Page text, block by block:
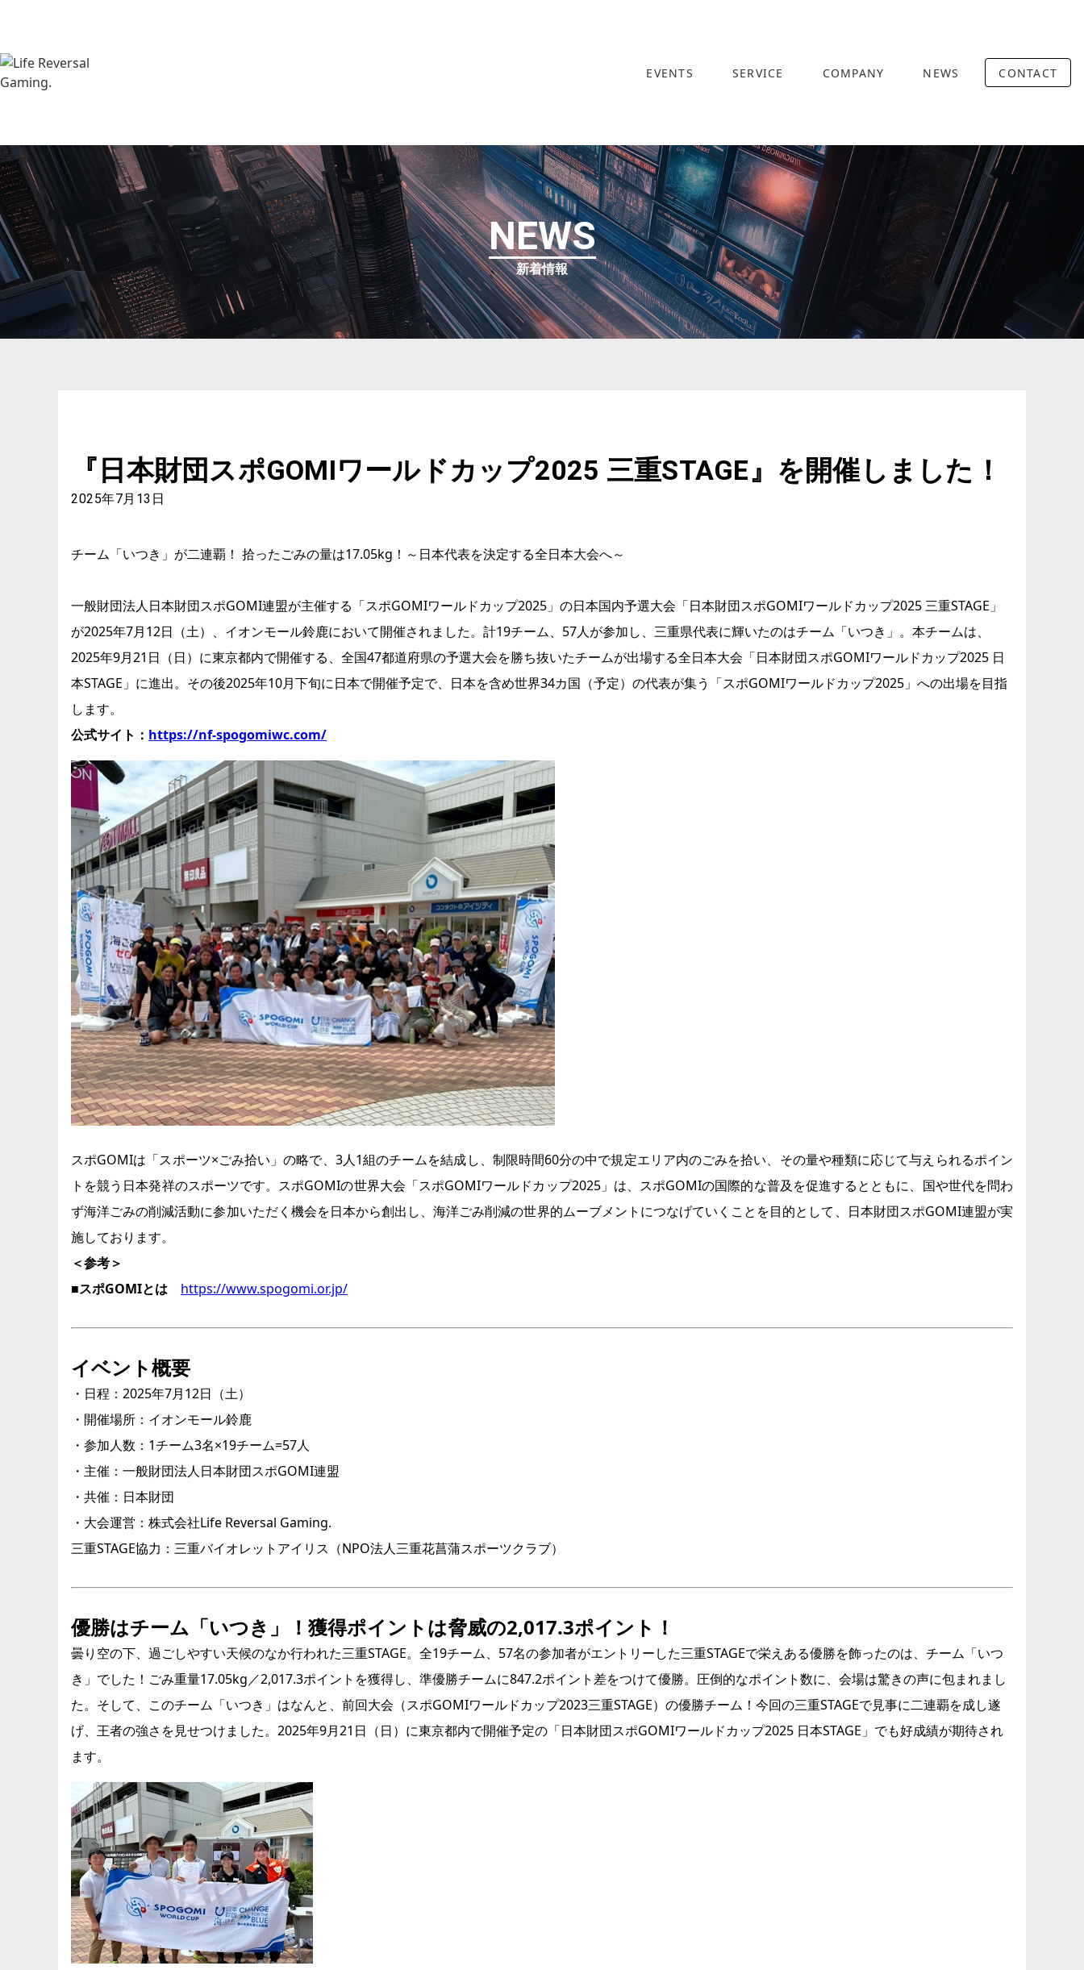
EVENTS SERVICE COMPANY NEWS CONTACT
NEWS
新着情報
『日本財団スポGOMIワールドカップ2025 三重STAGE』を開催しました！
2025年7月13日
チーム「いつき」が二連覇！ 拾ったごみの量は17.05kg！～日本代表を決定する全日本大会へ～
一般財団法人日本財団スポGOMI連盟が主催する「スポGOMIワールドカップ2025」の日本国内予選大会「日本財団スポGOMIワールドカップ2025 三重STAGE」
が2025年7月12日（土）、イオンモール鈴鹿において開催されました。計19チーム、57人が参加し、三重県代表に輝いたのはチーム「いつき」。本チームは、
2025年9月21日（日）に東京都内で開催する、全国47都道府県の予選大会を勝ち抜いたチームが出場する全日本大会「日本財団スポGOMIワールドカップ2025 日
本STAGE」に進出。その後2025年10月下旬に日本で開催予定で、日本を含め世界34カ国（予定）の代表が集う「スポGOMIワールドカップ2025」への出場を目指
します。
公式サイト： https://nf-spogomiwc.com/
スポGOMIは「スポーツ×ごみ拾い」の略で、3人1組のチームを結成し、制限時間60分の中で規定エリア内のごみを拾い、その量や種類に応じて与えられるポイン
トを競う日本発祥のスポーツです。スポGOMIの世界大会「スポGOMIワールドカップ2025」は、スポGOMIの国際的な普及を促進するとともに、国や世代を問わ
ず海洋ごみの削減活動に参加いただく機会を日本から創出し、海洋ごみ削減の世界的ムーブメントにつなげていくことを目的として、日本財団スポGOMI連盟が実
施しております。
＜参考＞
■スポGOMIとは https://www.spogomi.or.jp/
イベント概要
・日程：2025年7月12日（土）
・開催場所：イオンモール鈴鹿
・参加人数：1チーム3名×19チーム=57人
・主催：一般財団法人日本財団スポGOMI連盟
・共催：日本財団
・大会運営：株式会社Life Reversal Gaming.
三重STAGE協力：三重バイオレットアイリス（NPO法人三重花菖蒲スポーツクラブ）
優勝はチーム「いつき」！獲得ポイントは脅威の2,017.3ポイント！
曇り空の下、過ごしやすい天候のなか行われた三重STAGE。全19チーム、57名の参加者がエントリーした三重STAGEで栄えある優勝を飾ったのは、チーム「いつ
き」でした！ごみ重量17.05kg／2,017.3ポイントを獲得し、準優勝チームに847.2ポイント差をつけて優勝。圧倒的なポイント数に、会場は驚きの声に包まれまし
た。そして、このチーム「いつき」はなんと、前回大会（スポGOMIワールドカップ2023三重STAGE）の優勝チーム！今回の三重STAGEで見事に二連覇を成し遂
げ、王者の強さを見せつけました。2025年9月21日（日）に東京都内で開催予定の「日本財団スポGOMIワールドカップ2025 日本STAGE」でも好成績が期待され
ます。